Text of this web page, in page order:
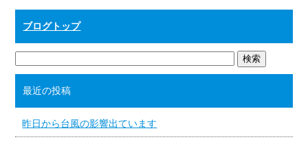
ブログトップ
最近の投稿
昨日から台風の影響出ています